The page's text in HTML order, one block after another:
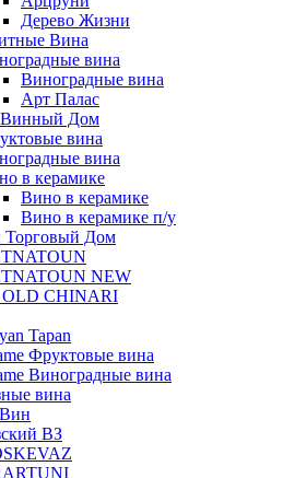
Дерево Жизни
Вина
вина
Виноградные вина
Арт Палас
Дом
вина
вина
в керамике
Вино в керамике
Вино в керамике п/у
Торговый Дом
NEW
CHINARI
Tapan
Фруктовые вина
Виноградные вина
вина
ВЗ